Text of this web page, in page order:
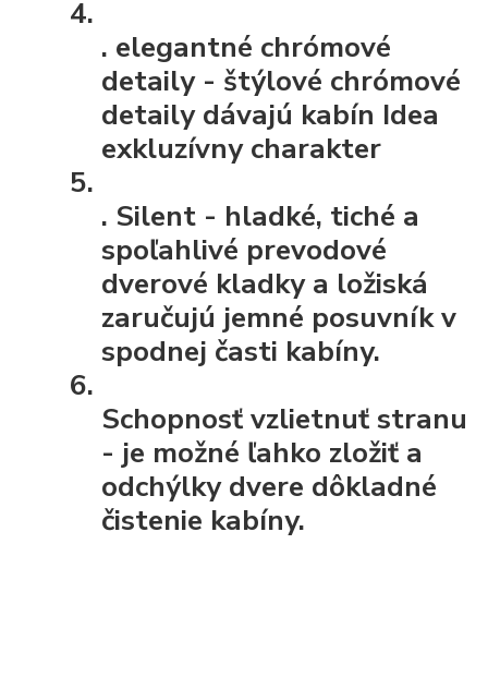
. elegantné chrómové
detaily - štýlové chrómové
detaily dávajú kabín Idea
exkluzívny charakter
. Silent - hladké, tiché a
spoľahlivé prevodové
dverové kladky a ložiská
zaručujú jemné posuvník v
spodnej časti kabíny.
Schopnosť vzlietnuť stranu
- je možné ľahko zložiť a
odchýlky dvere dôkladné
čistenie kabíny.